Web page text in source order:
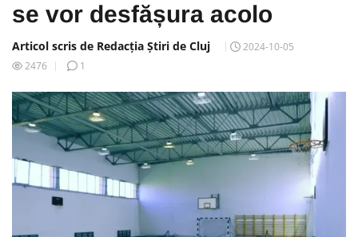
se vor desfășura acolo
Articol scris de Redacția Știri de Cluj
2024-10-05
2476
1